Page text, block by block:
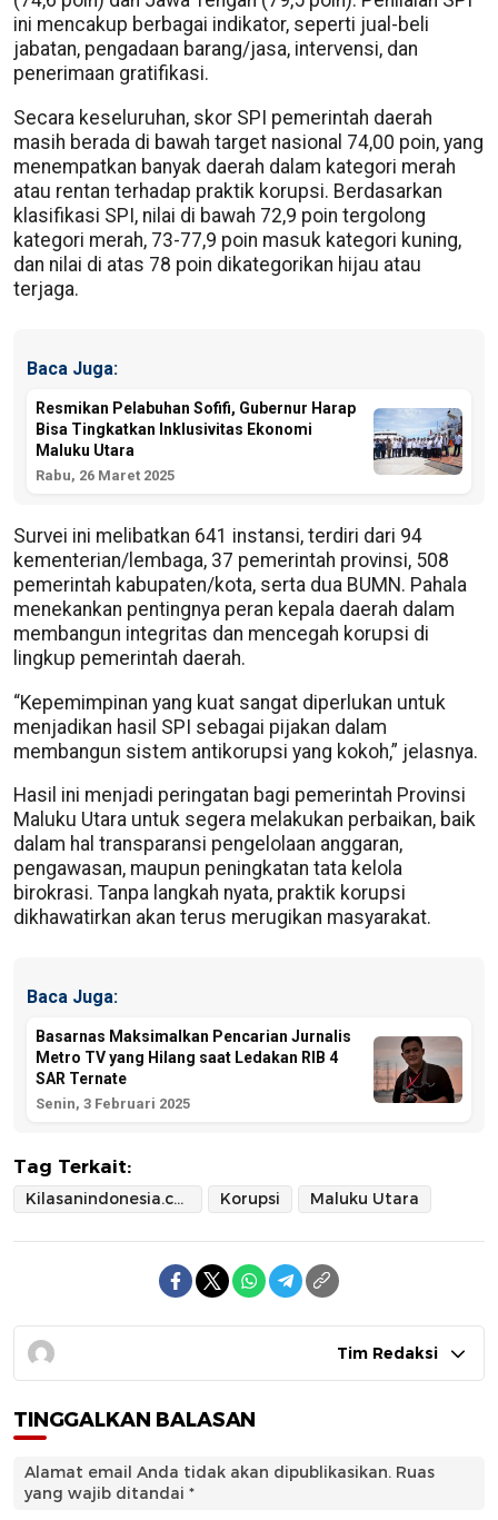
ini mencakup berbagai indikator, seperti jual-beli
jabatan, pengadaan barang/jasa, intervensi, dan
penerimaan gratifikasi.
Secara keseluruhan, skor SPI pemerintah daerah
masih berada di bawah target nasional 74,00 poin, yang
menempatkan banyak daerah dalam kategori merah
atau rentan terhadap praktik korupsi. Berdasarkan
klasifikasi SPI, nilai di bawah 72,9 poin tergolong
kategori merah, 73-77,9 poin masuk kategori kuning,
dan nilai di atas 78 poin dikategorikan hijau atau
terjaga.
Baca Juga:
Resmikan Pelabuhan Sofifi, Gubernur Harap
Bisa Tingkatkan Inklusivitas Ekonomi
Maluku Utara
Rabu, 26 Maret 2025
Survei ini melibatkan 641 instansi, terdiri dari 94
kementerian/lembaga, 37 pemerintah provinsi, 508
pemerintah kabupaten/kota, serta dua BUMN. Pahala
menekankan pentingnya peran kepala daerah dalam
membangun integritas dan mencegah korupsi di
lingkup pemerintah daerah.
“Kepemimpinan yang kuat sangat diperlukan untuk
menjadikan hasil SPI sebagai pijakan dalam
membangun sistem antikorupsi yang kokoh,” jelasnya.
Hasil ini menjadi peringatan bagi pemerintah Provinsi
Maluku Utara untuk segera melakukan perbaikan, baik
dalam hal transparansi pengelolaan anggaran,
pengawasan, maupun peningkatan tata kelola
birokrasi. Tanpa langkah nyata, praktik korupsi
dikhawatirkan akan terus merugikan masyarakat.
Baca Juga:
Basarnas Maksimalkan Pencarian Jurnalis
Metro TV yang Hilang saat Ledakan RIB 4
SAR Ternate
Senin, 3 Februari 2025
Tag Terkait:
Kilasanindonesia.com Korupsi Maluku Utara
Tim Redaksi
TINGGALKAN BALASAN
Alamat email Anda tidak akan dipublikasikan. Ruas
yang wajib ditandai *